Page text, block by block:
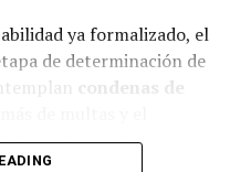
ya formalizado, el
de determinación de
condenas de
la sentencia todavía no